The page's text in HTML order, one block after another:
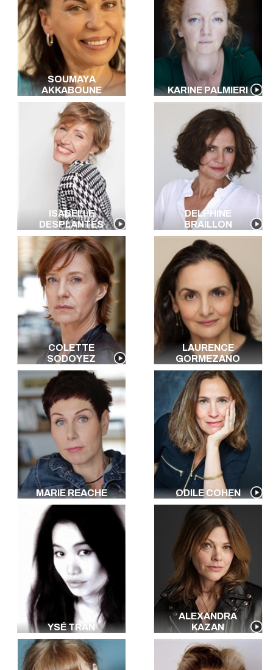
SOUMAYA
AKKABOUNE
KARINE PALMIERI
ISABELLE
DESPLANTES
DELPHINE
BRAILLON
COLETTE
SODOYEZ
LAURENCE
GORMEZANO
MARIE REACHE ODILE COHEN
YSÉ TRAN
ALEXANDRA
KAZAN